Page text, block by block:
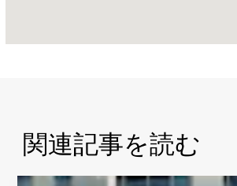
ス
ン・
イ
関連記事を読む